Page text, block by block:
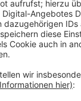
- gegen sie und
eingeleitet.